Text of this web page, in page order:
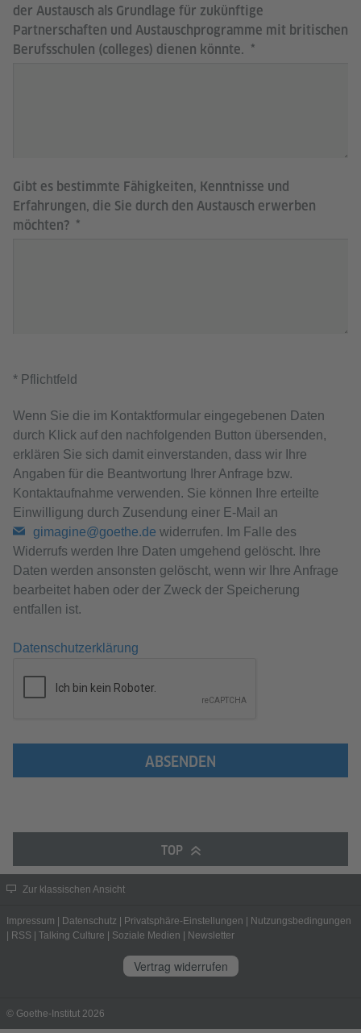
der Austausch als Grundlage für zukünftige
Partnerschaften und Austauschprogramme mit britischen
Berufsschulen (colleges) dienen könnte.
Gibt es bestimmte Fähigkeiten, Kenntnisse und
Erfahrungen, die Sie durch den Austausch erwerben
möchten?
* Pflichtfeld
Wenn Sie die im Kontaktformular eingegebenen Daten
durch Klick auf den nachfolgenden Button übersenden,
erklären Sie sich damit einverstanden, dass wir Ihre
Angaben für die Beantwortung Ihrer Anfrage bzw.
Kontaktaufnahme verwenden. Sie können Ihre erteilte
Einwilligung durch Zusendung einer E-Mail an
gimagine@goethe.de widerrufen. Im Falle des
Widerrufs werden Ihre Daten umgehend gelöscht. Ihre
Daten werden ansonsten gelöscht, wenn wir Ihre Anfrage
bearbeitet haben oder der Zweck der Speicherung
entfallen ist.
Datenschutzerklärung
ABSENDEN
TOP
Zur klassischen Ansicht
Impressum | Datenschutz | Privatsphäre-Einstellungen | Nutzungsbedingungen
| RSS | Talking Culture | Soziale Medien | Newsletter
Vertrag widerrufen
© Goethe-Institut 2026